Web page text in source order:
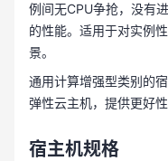
例间无CPU争抢，没有
的性能。适用于对实例
景。
通用计算增强型类别的
弹性云主机，提供更好性
宿主机规格